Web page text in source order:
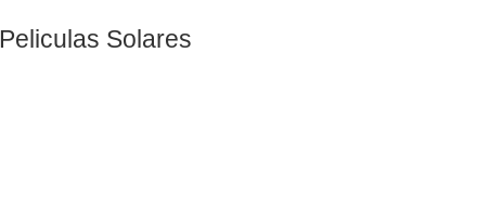
Peliculas Solares